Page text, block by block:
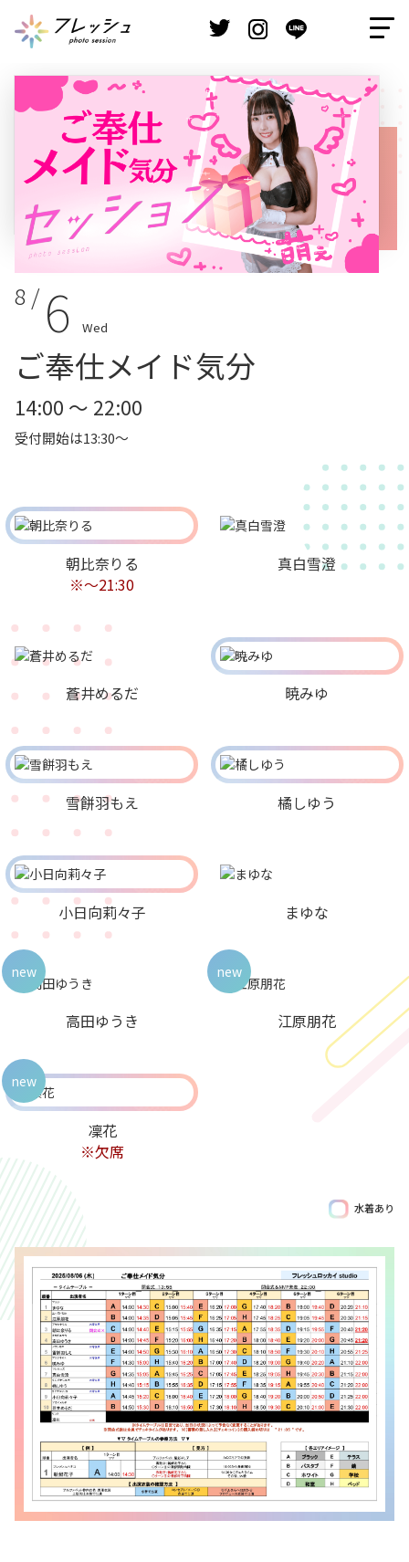
8 / 6 Wed
ご奉仕メイド気分
14:00 ～ 22:00
受付開始は13:30～
朝比奈りる
※～21:30
真白雪澄
蒼井めるだ 暁みゆ
雪餅羽もえ 橘しゆう
小日向莉々子 まゆな
高田ゆうき
new
江原朋花
new
凜花
※欠席
new
水着あり